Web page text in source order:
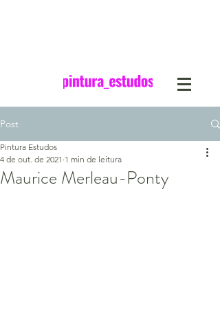
Post
Maurice Merleau-Ponty
Pintura Estudos
4 de out. de 2021 1 min de leitura